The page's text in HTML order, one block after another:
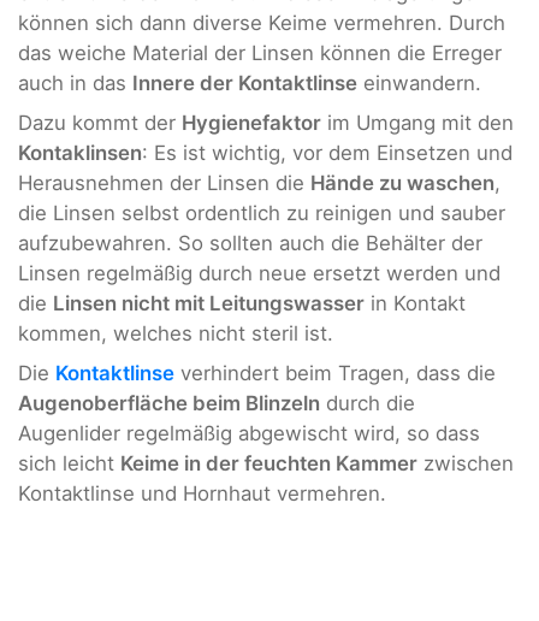
können sich dann diverse Keime vermehren. Durch
das weiche Material der Linsen können die Erreger
auch in das Innere der Kontaktlinse einwandern.
Dazu kommt der Hygienefaktor im Umgang mit den
Kontaklinsen: Es ist wichtig, vor dem Einsetzen und
Herausnehmen der Linsen die Hände zu waschen,
die Linsen selbst ordentlich zu reinigen und sauber
aufzubewahren. So sollten auch die Behälter der
Linsen regelmäßig durch neue ersetzt werden und
die Linsen nicht mit Leitungswasser in Kontakt
kommen, welches nicht steril ist.
Die Kontaktlinse verhindert beim Tragen, dass die
Augenoberfläche beim Blinzeln durch die
Augenlider regelmäßig abgewischt wird, so dass
sich leicht Keime in der feuchten Kammer zwischen
Kontaktlinse und Hornhaut vermehren.